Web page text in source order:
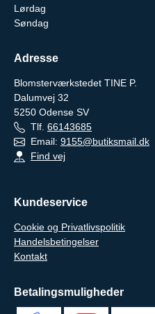
Lørdag
Søndag
Adresse
Blomsterværkstedet TINE P.
Dalumvej 32
5250 Odense SV
Tlf. 66143685
Email: 9155@butiksmail.dk
Find vej
Kundeservice
Cookie og Privatlivspolitik
Handelsbetingelser
Kontakt
Betalingsmuligheder